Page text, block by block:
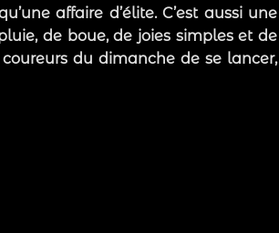
affaire d’élite. C’est aussi une
de boue, de joies simples et de
du dimanche de se lancer,